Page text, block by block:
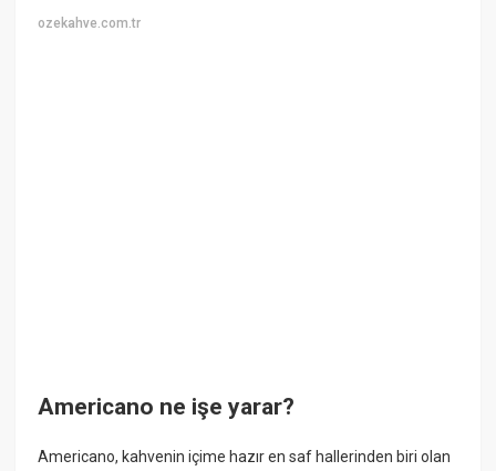
ozekahve.com.tr
Americano ne işe yarar?
Americano, kahvenin içime hazır en saf hallerinden biri olan